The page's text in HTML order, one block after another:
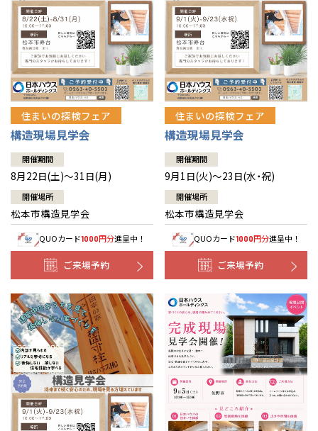
住まいの探検フェア
構造現場見学会
開催期間
8月22日(土)～31日(月)
開催場所
松本市構造見学会
QUOカード1000円分進呈中！
ご来場予約
住まいの探検フェア
構造現場見学会
開催期間
9月1日(火)～23日(水・祝)
開催場所
松本市構造見学会
QUOカード1000円分進呈中！
ご来場予約